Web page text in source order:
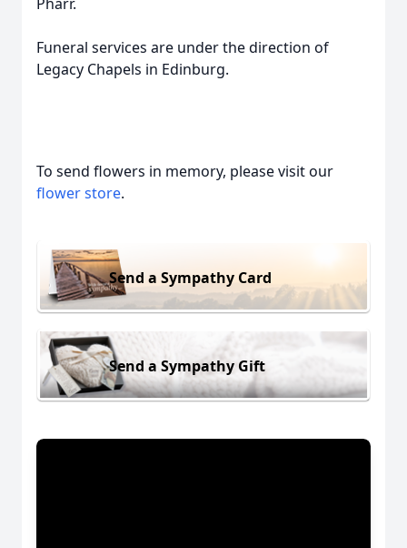
Funeral services are under the direction of
Legacy Chapels in Edinburg.
To send flowers in memory, please visit our
flower store.
Send a Sympathy Card
Send a Sympathy Gift